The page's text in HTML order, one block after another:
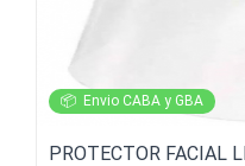
📦 Envio CABA y GBA
PROTECTOR FACIAL